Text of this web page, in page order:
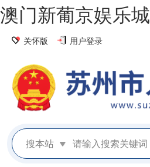
澳门新葡京娱乐城
关怀版 用户登录
搜本站